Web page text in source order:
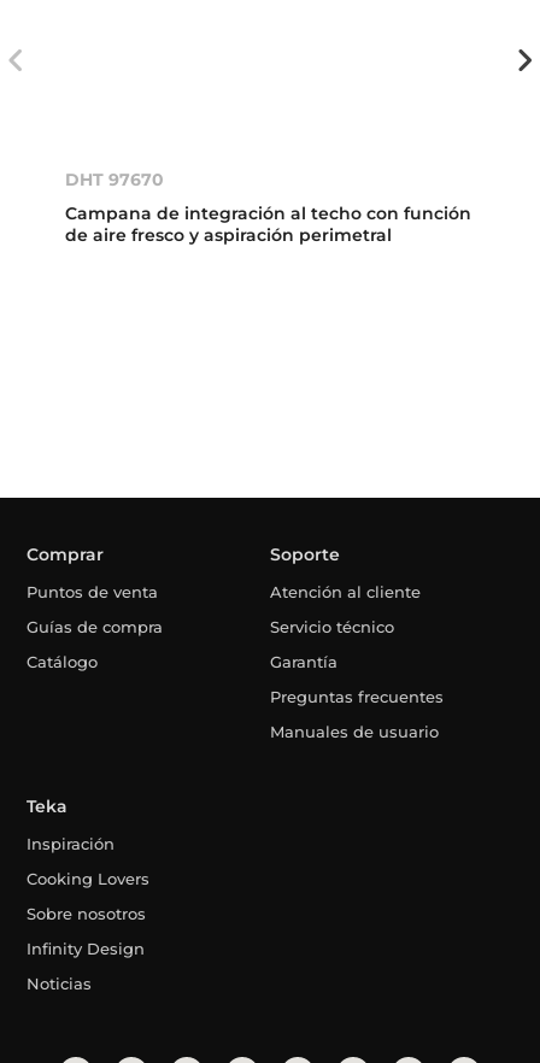
DHT 97670
Campana de integración al techo con función
de aire fresco y aspiración perimetral
Comprar
Puntos de venta
Guías de compra
Catálogo
Soporte
Atención al cliente
Servicio técnico
Garantía
Preguntas frecuentes
Manuales de usuario
Teka
Inspiración
Cooking Lovers
Sobre nosotros
Infinity Design
Noticias